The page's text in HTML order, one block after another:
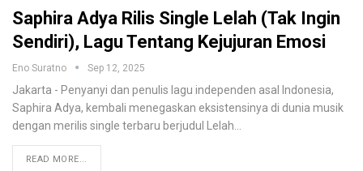
Saphira Adya Rilis Single Lelah (Tak Ingin
Sendiri), Lagu Tentang Kejujuran Emosi
Eno Suratno Sep 12, 2025
Jakarta - Penyanyi dan penulis lagu independen asal Indonesia,
Saphira Adya, kembali menegaskan eksistensinya di dunia musik
dengan merilis single terbaru berjudul Lelah
READ MORE...